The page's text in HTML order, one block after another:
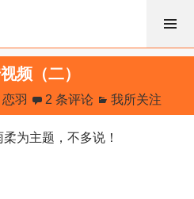
频（二）
恋羽 2 条评论 我所关注
为主题，不多说！